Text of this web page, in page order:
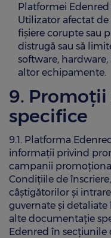
Platformei
Utilizator afectat
fișiere corupte sau
distrugă sau să
software, hardware,
altor echipamente.
9.
specifice
9.1. Platforma
informații privind
campanii
Condițiile de
câștigătorilor și
guvernate și
alte documentație
Edenred în